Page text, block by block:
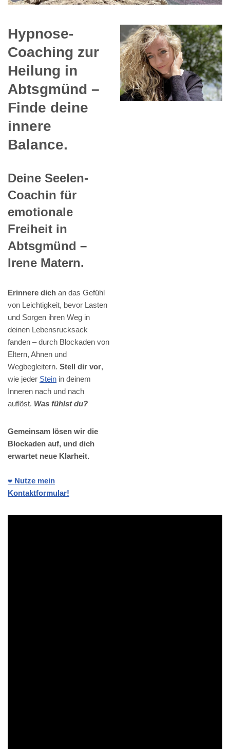
Hypnose-
Coaching zur
Heilung in
Abtsgmünd –
Finde deine
innere
Balance.
Deine Seelen-
Coachin für
emotionale
Freiheit in
Abtsgmünd –
Irene Matern.
Erinnere dich an das Gefühl
von Leichtigkeit, bevor Lasten
und Sorgen ihren Weg in
deinen Lebensrucksack
fanden – durch Blockaden von
Eltern, Ahnen und
Wegbegleitern. Stell dir vor,
wie jeder Stein in deinem
Inneren nach und nach
auflöst. Was fühlst du?
Gemeinsam lösen wir die
Blockaden auf, und dich
erwartet neue Klarheit.
❤️ Nutze mein
Kontaktformular!